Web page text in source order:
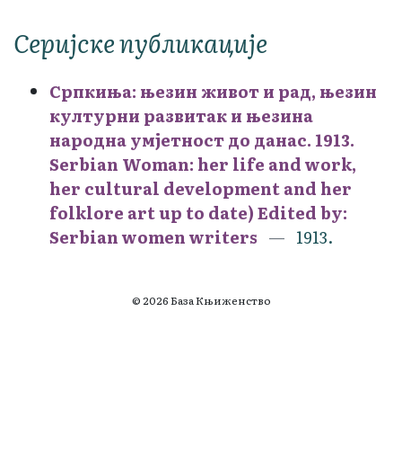
Серијске публикације
Српкиња: њезин живот и рад, њезин
културни развитак и њезина
народна умјетност до данас. 1913.
Serbian Woman: her life and work,
her cultural development and her
folklore art up to date) Edited by:
Serbian women writers
1913.
© 2026 База Књиженство